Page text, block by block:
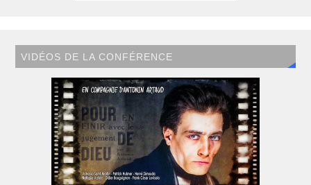
VIDÉOS DE LA CONFÉRENCE